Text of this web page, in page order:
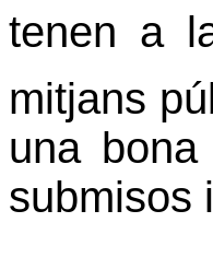
tenen a
mitjans
una
submisos